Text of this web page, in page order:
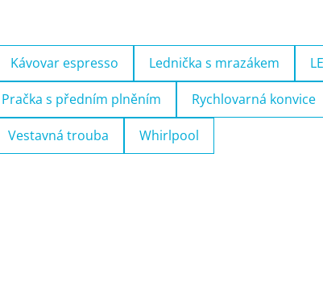
Kávovar espresso Lednička s mrazákem
Pračka s předním plněním Rychlovarná konvice
Vestavná trouba Whirlpool